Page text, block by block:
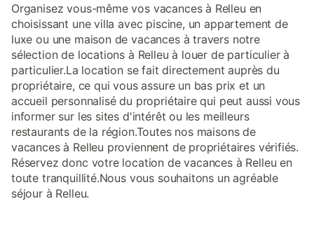
Organisez vous-même vos vacances à Relleu en
choisissant une villa avec piscine, un appartement de
luxe ou une maison de vacances à travers notre
sélection de locations à Relleu à louer de particulier à
particulier.La location se fait directement auprès du
propriétaire, ce qui vous assure un bas prix et un
accueil personnalisé du propriétaire qui peut aussi vous
informer sur les sites d'intérêt ou les meilleurs
restaurants de la région.Toutes nos maisons de
vacances à Relleu proviennent de propriétaires vérifiés.
Réservez donc votre location de vacances à Relleu en
toute tranquillité.Nous vous souhaitons un agréable
séjour à Relleu.